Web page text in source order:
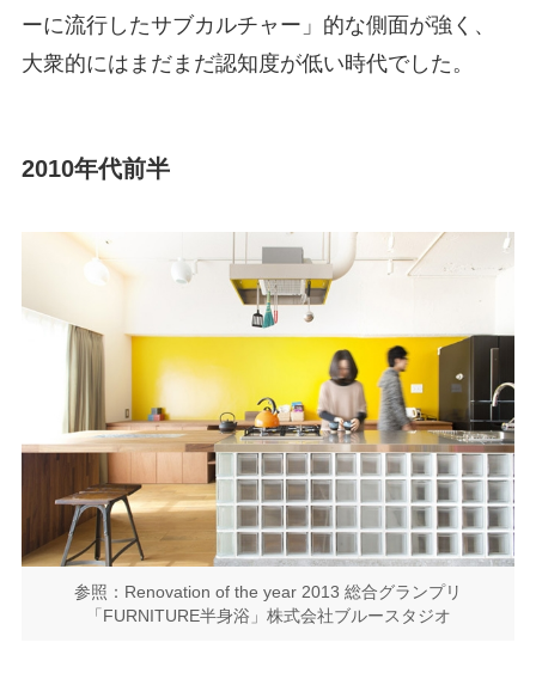
ーに流行したサブカルチャー」的な側面が強く、
大衆的にはまだまだ認知度が低い時代でした。
2010年代前半
参照：Renovation of the year 2013 総合グランプリ
「FURNITURE半身浴」株式会社ブルースタジオ